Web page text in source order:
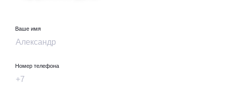
Ваше имя
Номер телефона